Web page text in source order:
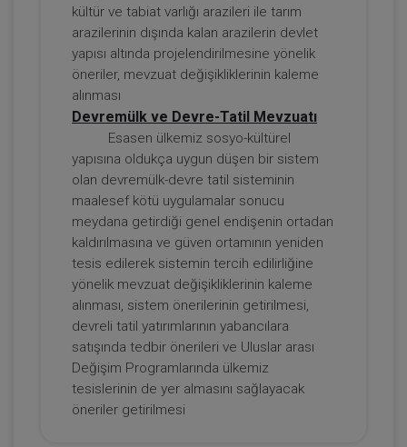
Kira Hukuku - 1 - IV. Borçlar Hukuku
Kongresi - I. Oturum
360 TL Sepete Ekle
Tüketici Hukuku Enstitüsü
Kira Hukuku - 2 - IV. Borçlar Hukuku
Kongresi - II. Oturum
360 TL
kültür ve tabiat varlığı arazileri ile tarım
arazilerinin dışında kalan arazilerin devlet
yapısı altında projelendirilmesine yönelik
öneriler, mevzuat değişikliklerinin kaleme
alınması
Devremülk ve Devre-Tatil Mevzuatı
Esasen ülkemiz sosyo-kültürel
yapısına oldukça uygun düşen bir sistem
olan devremülk-devre tatil sisteminin
maalesef kötü uygulamalar sonucu
meydana getirdiği genel endişenin ortadan
kaldırılmasına ve güven ortamının yeniden
tesis edilerek sistemin tercih edilirliğine
yönelik mevzuat değişikliklerinin kaleme
alınması, sistem önerilerinin getirilmesi,
devreli tatil yatırımlarının yabancılara
satışında tedbir önerileri ve Uluslar arası
Değişim Programlarında ülkemiz
tesislerinin de yer almasını sağlayacak
öneriler getirilmesi